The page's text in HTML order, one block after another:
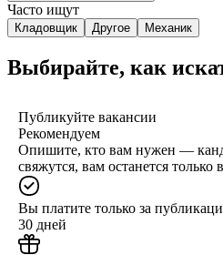
Часто ищут
Кладовщик Другое Механик
Выбирайте, как
Публикуйте вакансии
Рекомендуем
Опишите, кто вам нужен —
свяжутся, вам останется только
Вы платите только за
30 дней